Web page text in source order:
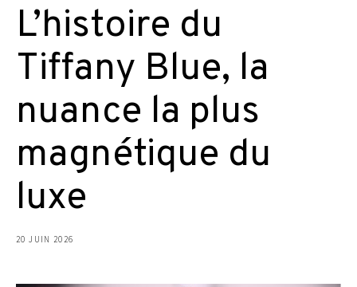
L’histoire du
Tiffany Blue, la
nuance la plus
magnétique du
luxe
20 JUIN 2026